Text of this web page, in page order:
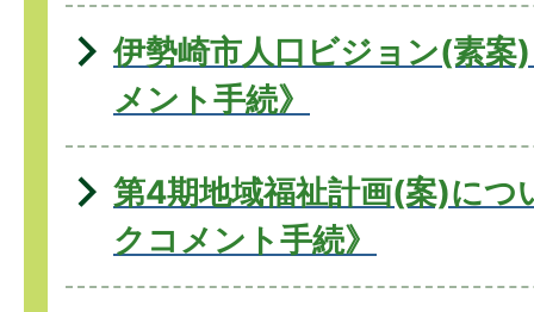
伊勢崎市人口ビジョン(素案
メント手続》
第4期地域福祉計画(案)につ
クコメント手続》